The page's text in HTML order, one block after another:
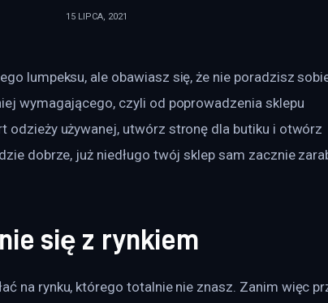
15 LIPCA, 2021
lumpeksu, ale obawiasz się, że nie poradzisz
wymagającego, czyli od poprowadzenia sklepu
odzieży używanej, utwórz stronę dla butiku i otwórz
dobrze, już niedługo twój sklep sam zacznie
się z rynkiem
na rynku, którego totalnie nie znasz. Zanim więc